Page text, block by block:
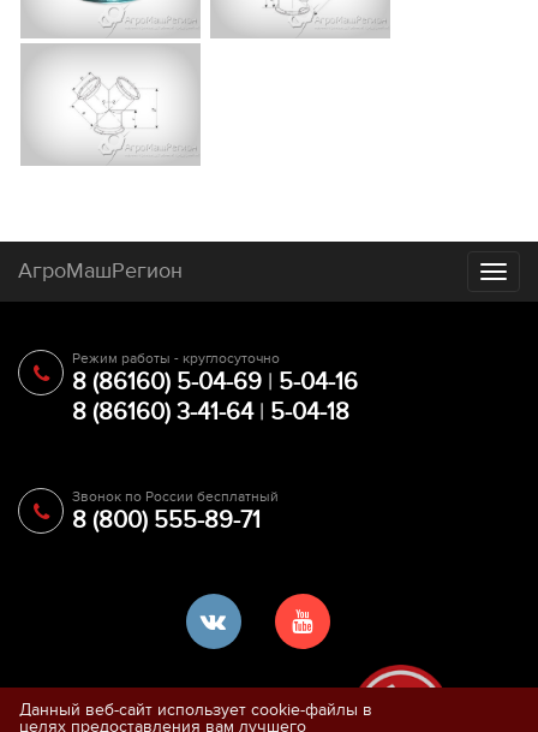
АгроМашРегион
Режим работы - круглосуточно
8 (86160) 5-04-69 | 5-04-16
8 (86160) 3-41-64| 5-04-18
Звонок по России бесплатный
8 (800) 555-89-71
Данный веб-сайт использует cookie-файлы в
целях предоставления вам лучшего